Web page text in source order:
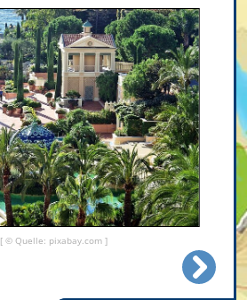
[ © Quelle: pixabay.com ]